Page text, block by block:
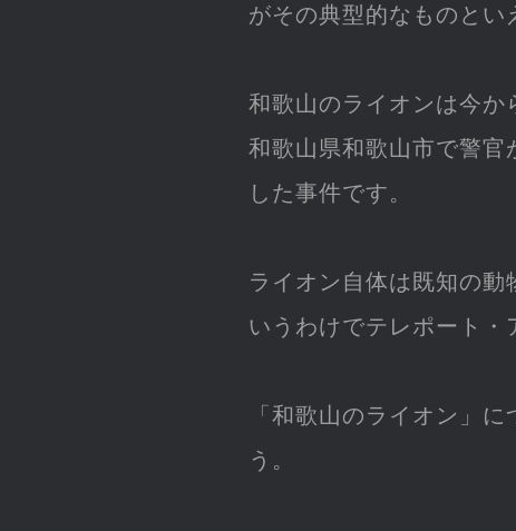
がその典型的なものとい
和歌山のライオンは今か
和歌山県和歌山市で警官
した事件です。
ライオン自体は既知の動
いうわけでテレポート・
「和歌山のライオン」
う。